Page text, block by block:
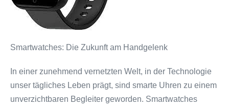
Smartwatches: Die Zukunft am Handgelenk
In einer zunehmend vernetzten Welt, in der Technologie
unser tägliches Leben prägt, sind smarte Uhren zu einem
unverzichtbaren Begleiter geworden. Smartwatches